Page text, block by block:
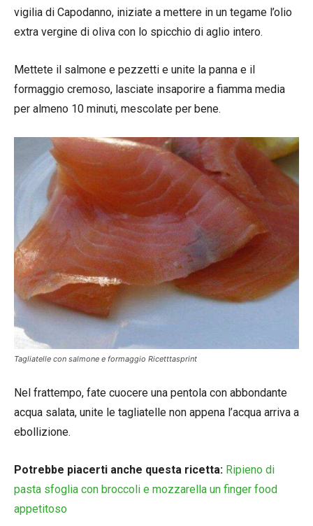
vigilia di Capodanno, iniziate a mettere in un tegame l’olio
extra vergine di oliva con lo spicchio di aglio intero.
Mettete il salmone e pezzetti e unite la panna e il
formaggio cremoso, lasciate insaporire a fiamma media
per almeno 10 minuti, mescolate per bene.
Tagliatelle con salmone e formaggio Ricetttasprint
Nel frattempo, fate cuocere una pentola con abbondante
acqua salata, unite le tagliatelle non appena l’acqua arriva a
ebollizione.
Potrebbe piacerti anche questa ricetta: Ripieno di
pasta sfoglia con broccoli e mozzarella un finger food
appetitoso